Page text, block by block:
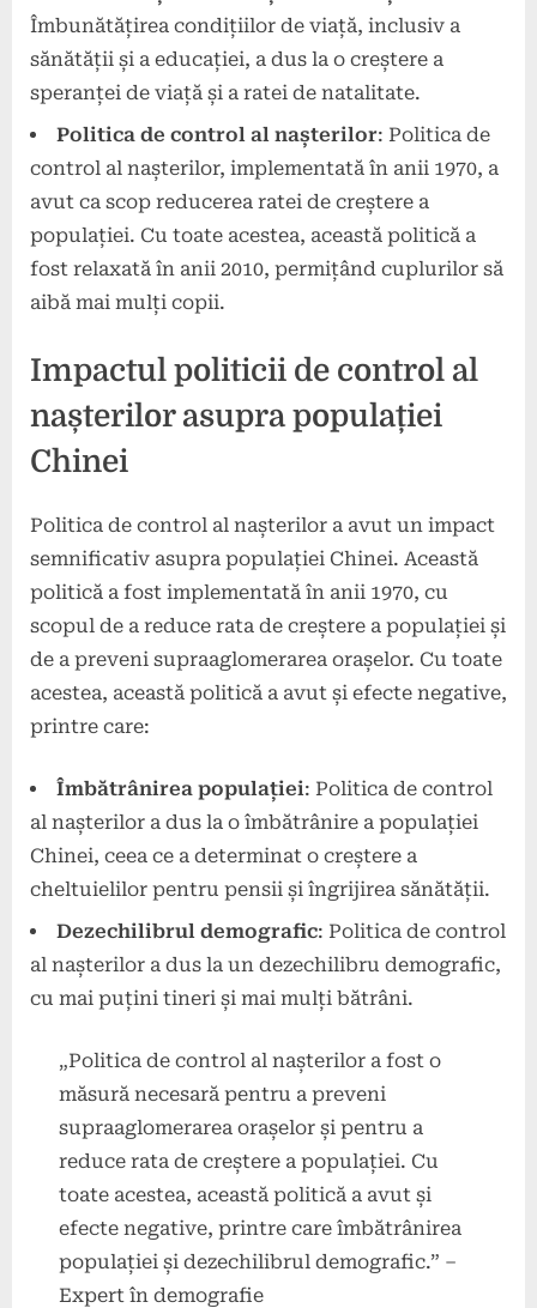
Îmbunătățirea condițiilor de viață, inclusiv a
sănătății și a educației, a dus la o creștere a
speranței de viață și a ratei de natalitate.
Politica de control al nașterilor: Politica de
control al nașterilor, implementată în anii 1970, a
avut ca scop reducerea ratei de creștere a
populației. Cu toate acestea, această politică a
fost relaxată în anii 2010, permițând cuplurilor să
aibă mai mulți copii.
Impactul politicii de control al
nașterilor asupra populației
Chinei
Politica de control al nașterilor a avut un impact
semnificativ asupra populației Chinei. Această
politică a fost implementată în anii 1970, cu
scopul de a reduce rata de creștere a populației și
de a preveni supraaglomerarea orașelor. Cu toate
acestea, această politică a avut și efecte negative,
printre care:
Îmbătrânirea populației: Politica de control
al nașterilor a dus la o îmbătrânire a populației
Chinei, ceea ce a determinat o creștere a
cheltuielilor pentru pensii și îngrijirea sănătății.
Dezechilibrul demografic: Politica de control
al nașterilor a dus la un dezechilibru demografic,
cu mai puțini tineri și mai mulți bătrâni.
„Politica de control al nașterilor a fost o
măsură necesară pentru a preveni
supraaglomerarea orașelor și pentru a
reduce rata de creștere a populației. Cu
toate acestea, această politică a avut și
efecte negative, printre care îmbătrânirea
populației și dezechilibrul demografic.” –
Expert în demografie